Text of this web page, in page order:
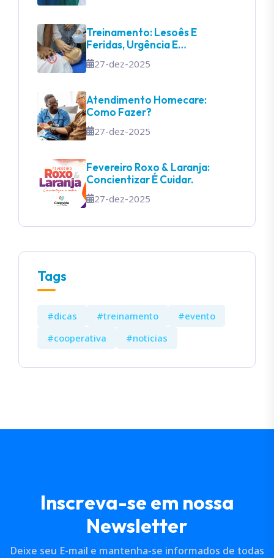
Treinamento: Lesoês E
Feridas, Urgência E
Emergência
27-dez-2025
Atendimento Homecare:
Como Fazer?
27-dez-2025
Fevereiro Roxo & Laranja:
Concientizar É Cuidar.
27-dez-2025
Tags
#dicas #treinamento
#evento
#cooperativa
#noticias
Inscreva-se em nossa
Newsletter
Deixe seu E-mail e mantenha-se informados de todas